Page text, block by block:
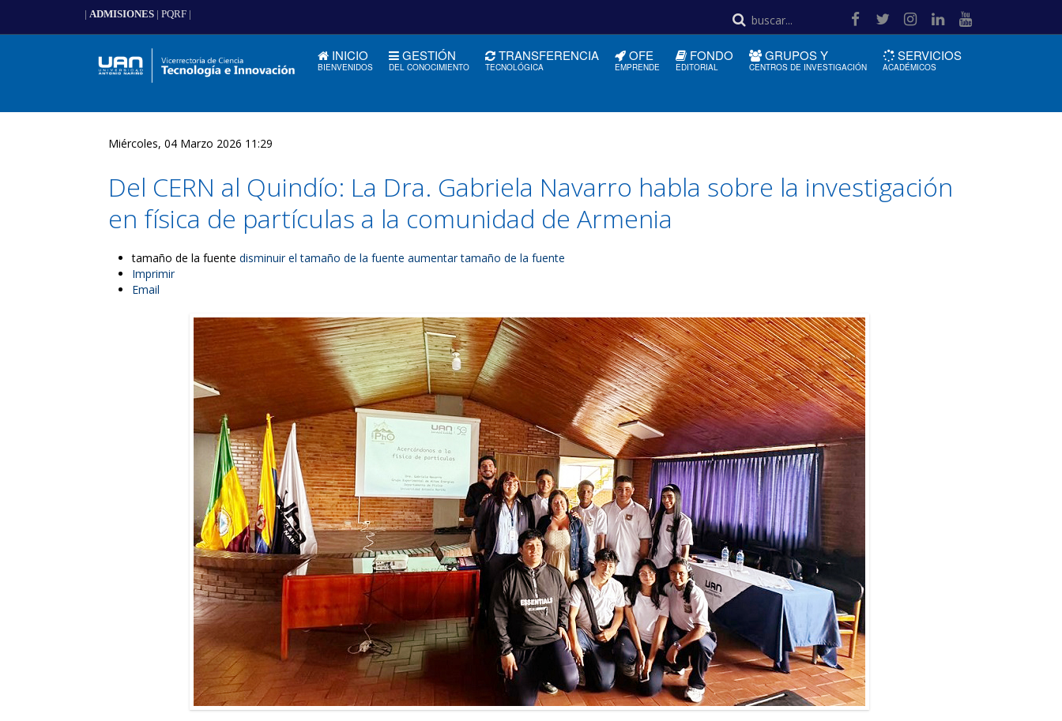
| ADMISIONES | PQRF |
INICIO
BIENVENIDOS
GESTIÓN
DEL CONOCIMIENTO
TRANSFERENCIA
TECNOLÓGICA
OFE
EMPRENDE
FONDO
EDITORIAL
GRUPOS Y
CENTROS DE INVESTIGACIÓN
SERVICIOS
ACADÉMICOS
Miércoles, 04 Marzo 2026 11:29
Del CERN al Quindío: La Dra. Gabriela Navarro habla sobre la investigación
en física de partículas a la comunidad de Armenia
tamaño de la fuente disminuir el tamaño de la fuente aumentar tamaño de la fuente
Imprimir
Email